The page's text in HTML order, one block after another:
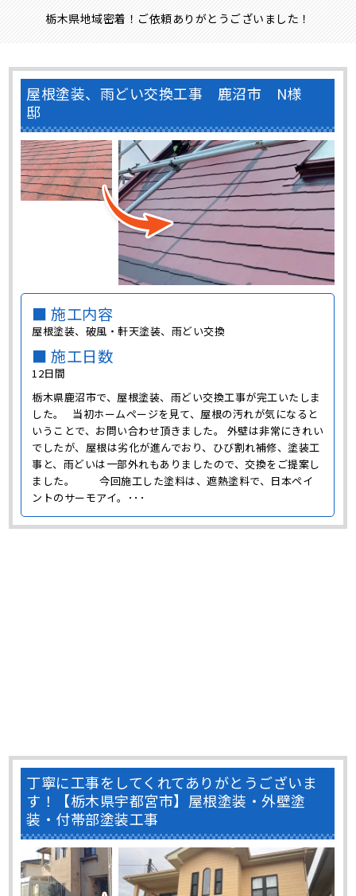
栃木県地域密着！ご依頼ありがとうございました！
屋根塗装、雨どい交換工事 鹿沼市 N様
邸
■ 施工内容
屋根塗装、破風・軒天塗装、雨どい交換
■ 施工日数
12日間
栃木県鹿沼市で、屋根塗装、雨どい交換工事が完工いたしま
した。 当初ホームページを見て、屋根の汚れが気になると
いうことで、お問い合わせ頂きました。 外壁は非常にきれい
でしたが、屋根は劣化が進んでおり、ひび割れ補修、塗装工
事と、雨どいは一部外れもありましたので、交換をご提案し
ました。 今回施工した塗料は、遮熱塗料で、日本ペイ
ントのサーモアイ。･･･
丁寧に工事をしてくれてありがとうございま
す！【栃木県宇都宮市】屋根塗装・外壁塗
装・付帯部塗装工事